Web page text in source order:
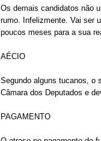
Os demais candidatos não
rumo. Infelizmente. Vai ser
poucos meses para a sua
AÉCIO
Segundo alguns tucanos, o
Câmara dos Deputados e
PAGAMENTO